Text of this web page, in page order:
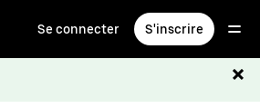
Se connecter S'inscrire